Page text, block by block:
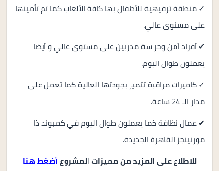
✓ منطقة ترفيهية للأطفال بها كافة الألعاب كما تم تأمينها
على مستوى عالي.
✔ أفراد أمن وحراسة مدربين على مستوى عالي و أيضا
يعملون طوال اليوم.
✓ كاميرات مراقبة تتميز بجودتها العالية كما تعمل على
مدار الـ 24 ساعة.
✔ عمال نظافة كما يعملون طوال اليوم في كمبوند ذا
مورنينجز القاهرة الجديدة.
للاطلاع على المزيد من مميزات المشروعأضغط هنا